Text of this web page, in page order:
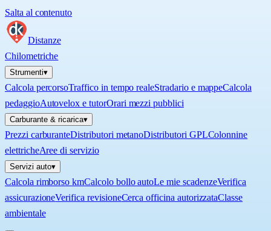
Salta al contenuto
Distanze
Chilometriche
Strumenti▾
Calcola percorsoTraffico in tempo realeStradario e mappeCalcola
pedaggioAutovelox e tutorOrari mezzi pubblici
Carburante & ricarica▾
Prezzi carburanteDistributori metanoDistributori GPLColonnine
elettricheAree di servizio
Servizi auto▾
Calcola rimborso kmCalcolo bollo autoLe mie scadenzeVerifica
assicurazioneVerifica revisioneCerca officina autorizzataClasse
ambientale